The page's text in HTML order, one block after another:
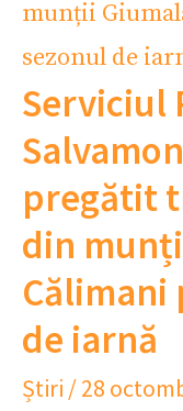
Serviciul
pregătit
din
Călimani
de iarnă
Știri /28